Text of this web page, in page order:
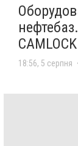
CAMLOCK
18:56, 5 серпня